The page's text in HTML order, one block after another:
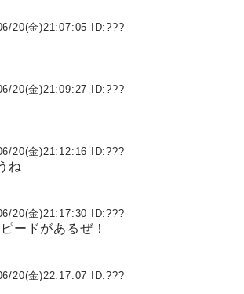
20(金)21:07:05 ID:???
20(金)21:09:27 ID:???
20(金)21:12:16 ID:???
ね
20(金)21:17:30 ID:???
ードがあるぜ！
20(金)22:17:07 ID:???